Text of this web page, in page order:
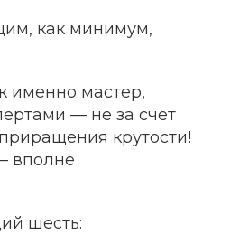
как минимум,
именно мастер,
— не за счет
приращения крутости!
вполне
шесть: